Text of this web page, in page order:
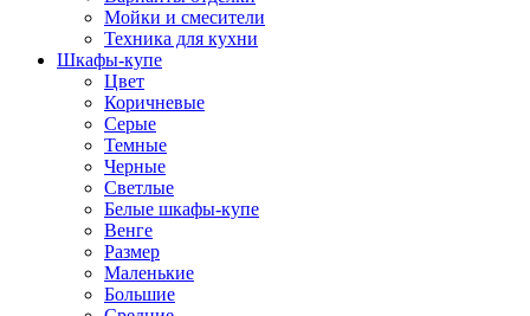
Мойки и смесители
Техника для кухни
Шкафы-купе
Цвет
Коричневые
Серые
Темные
Черные
Светлые
Белые шкафы-купе
Венге
Размер
Маленькие
Большие